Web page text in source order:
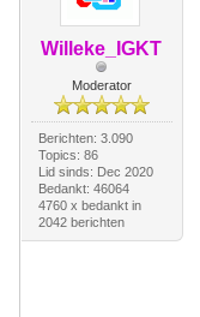
Willeke_IGKT
Moderator
Berichten: 3.090
Topics: 86
Lid sinds: Dec 2020
Bedankt: 46064
4760 x bedankt in
2042 berichten